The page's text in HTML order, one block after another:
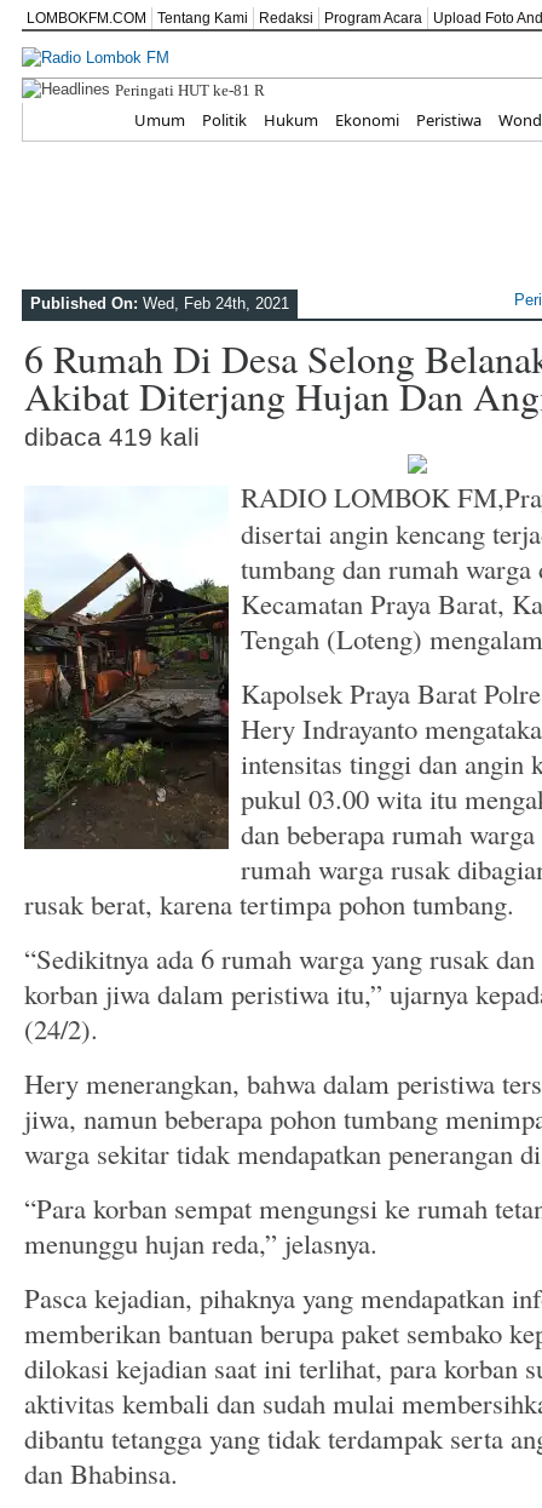
LOMBOKFM.COM Tentang Kami Redaksi Program Acara Upload Foto
Peringati HUT ke-81 RI, SEKOLAH ABATA
Umum Politik Hukum Ekonomi Peristiwa
Published On: Wed, Feb 24th, 2021
6 Rumah Di Desa Selong
Akibat Diterjang Hujan Dan
dibaca 419 kali
RADIO LOMBOK
disertai angin kencang
tumbang dan rumah
Kecamatan Praya Barat,
Tengah (Loteng)
Kapolsek Praya Barat
Hery Indrayanto
intensitas tinggi dan angin
pukul 03.00 wita itu
dan beberapa rumah
rumah warga rusak
rusak berat, karena tertimpa pohon tumbang.
“Sedikitnya ada 6 rumah warga yang rusak
korban jiwa dalam peristiwa itu,” ujarnya
(24/2).
Hery menerangkan, bahwa dalam peristiwa
jiwa, namun beberapa pohon tumbang
warga sekitar tidak mendapatkan penerangan
“Para korban sempat mengungsi ke rumah
menunggu hujan reda,” jelasnya.
Pasca kejadian, pihaknya yang mendapatkan
memberikan bantuan berupa paket sembako
dilokasi kejadian saat ini terlihat, para korban
aktivitas kembali dan sudah mulai
dibantu tetangga yang tidak terdampak serta
dan Bhabinsa.